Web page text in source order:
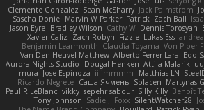
Clemente Gonzalez Sean McSharry Jack Palmstrom
Sascha Donie Marvin W Parker Patrick Zach Ball
Jason Eyre Bradley Wilson Cathy W Dennis Torosyan
Xavier Caliz
Zach Robyn Fizzle Lukas Ess
Benjamin Learmonth Claudia Toyama Von Piper
Van Den Heuvel Matthew Alberto Ferrer Lara Edo
Aurora Nights Studio
Dougal Henken Attila Malarik
mura Jose Espinoza iiiimmmm Matthias LN
Ricardo Negrete Саша Ячмень Solacen Martynas
Paul R LeBlanc vikky sepehr sabour Silly Killy Benoît
Tony Johnson Sadie J. Foxx SilentWatcher28